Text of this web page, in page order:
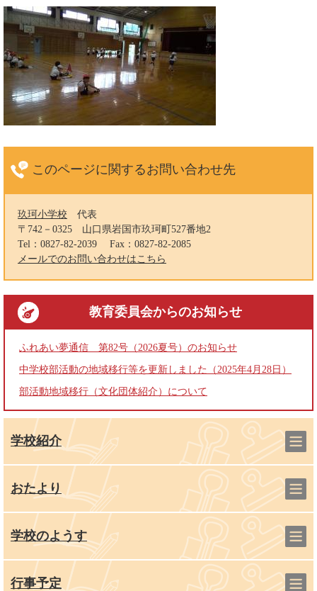
このページに関するお問い合わせ先
玖珂小学校
代表
〒742－0325
山口県岩国市玖珂町527番地2
Tel：0827-82-2039
Fax：0827-82-2085
メールでのお問い合わせはこちら
教育委員会からのお知らせ
ふれあい夢通信 第82号（2026夏号）のお知らせ
中学校部活動の地域移行等を更新しました（2025年4月28日）
部活動地域移行（文化団体紹介）について
学校紹介
おたより
学校のようす
行事予定